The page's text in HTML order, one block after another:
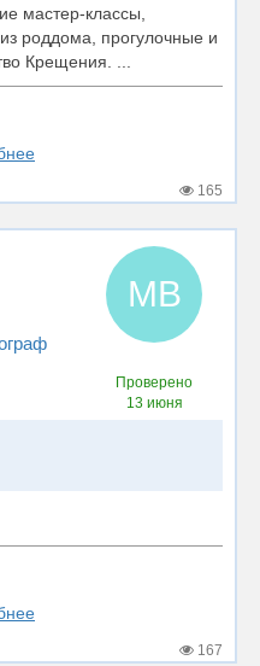
мастер-классы,
роддома, прогулочные и
Крещения. ...
165
МВ
Проверено
13 июня
167